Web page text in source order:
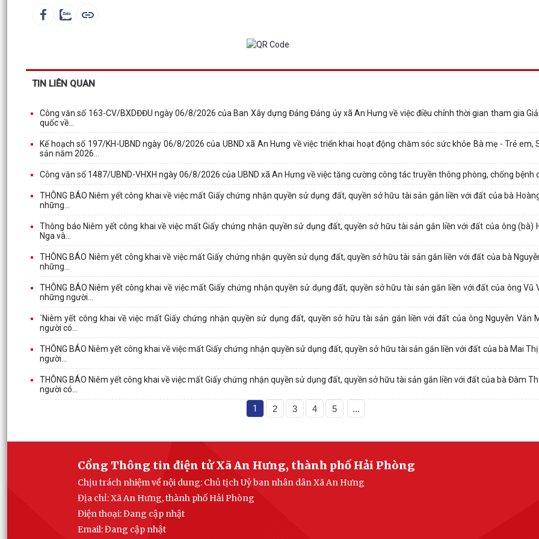
TIN LIÊN QUAN
Công văn số 163-CV/BXDĐĐU ngày 06/8/2026 của Ban Xây dựng Đảng Đảng ủy xã An Hưng về việc điều chỉnh thời gian tham gia
quốc về...
Kế hoạch số 197/KH-UBND ngày 06/8/2026 của UBND xã An Hưng về việc triển khai hoạt động chăm sóc sức khỏe Bà mẹ - Trẻ em,
sản năm 2026...
Công văn số 1487/UBND-VHXH ngày 06/8/2026 của UBND xã An Hưng về việc tăng cường công tác truyền thông phòng, chống bệnh
THÔNG BÁO Niêm yết công khai về việc mất Giấy chứng nhận quyền sử dụng đất, quyền sở hữu tài sản gắn liền với đất của bà
những...
Thông báo Niêm yết công khai về việc mất Giấy chứng nhận quyền sử dụng đất, quyền sở hữu tài sản gắn liền với đất của ông (bà)
Nga và...
THÔNG BÁO Niêm yết công khai về việc mất Giấy chứng nhận quyền sử dụng đất, quyền sở hữu tài sản gắn liền với đất của bà
những...
THÔNG BÁO Niêm yết công khai về việc mất Giấy chứng nhận quyền sử dụng đất, quyền sở hữu tài sản gắn liền với đất của ông Vũ
những người...
`Niêm yết công khai về việc mất Giấy chứng nhận quyền sử dụng đất, quyền sở hữu tài sản gắn liền với đất của ông Nguyễn Văn
người có...
THÔNG BÁO Niêm yết công khai về việc mất Giấy chứng nhận quyền sử dụng đất, quyền sở hữu tài sản gắn liền với đất của bà Mai
người...
THÔNG BÁO Niêm yết công khai về việc mất Giấy chứng nhận quyền sử dụng đất, quyền sở hữu tài sản gắn liền với đất của bà Đàm
người có...
1 2 3 4 5 ...
Cổng Thông tin điện tử Xã An Hưng, thành phố Hải Phòng
Chịu trách nhiệm về nội dung: Chủ tịch Uỷ ban nhân dân Xã An Hưng
Địa chỉ: Xã An Hưng, thành phố Hải Phòng
Điện thoại: Đang cập nhật
Email:Đang cập nhật